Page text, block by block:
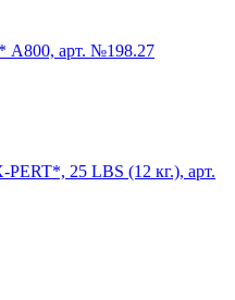
А800, арт. №198.27
25 LBS (12 кг.), арт.